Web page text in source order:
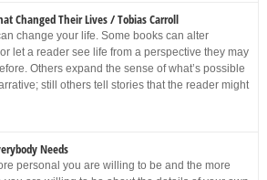
Changed Their Lives / Tobias Carroll
change your life. Some books can alter
let a reader see life from a perspective they may
Others expand the sense of what’s possible
still others tell stories that the reader might
Needs
personal you are willing to be and the more